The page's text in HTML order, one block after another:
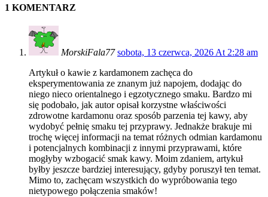
1 KOMENTARZ
MorskiFala77 sobota, 13 czerwca, 2026 At 2:28 am
Artykuł o kawie z kardamonem zachęca do
eksperymentowania ze znanym już napojem, dodając do
niego nieco orientalnego i egzotycznego smaku. Bardzo mi
się podobało, jak autor opisał korzystne właściwości
zdrowotne kardamonu oraz sposób parzenia tej kawy, aby
wydobyć pełnię smaku tej przyprawy. Jednakże brakuje mi
trochę więcej informacji na temat różnych odmian kardamonu
i potencjalnych kombinacji z innymi przyprawami, które
mogłyby wzbogacić smak kawy. Moim zdaniem, artykuł
byłby jeszcze bardziej interesujący, gdyby poruszył ten temat.
Mimo to, zachęcam wszystkich do wypróbowania tego
nietypowego połączenia smaków!